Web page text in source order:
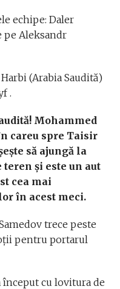
echipe: Daler
pe Aleksandr
(Arabia Saudită)
.
Mohammed
careu spre Taisir
să ajungă la
şi este un aut
cea mai
în acest meci.
trece peste
pentru portarul
început cu lovitura de